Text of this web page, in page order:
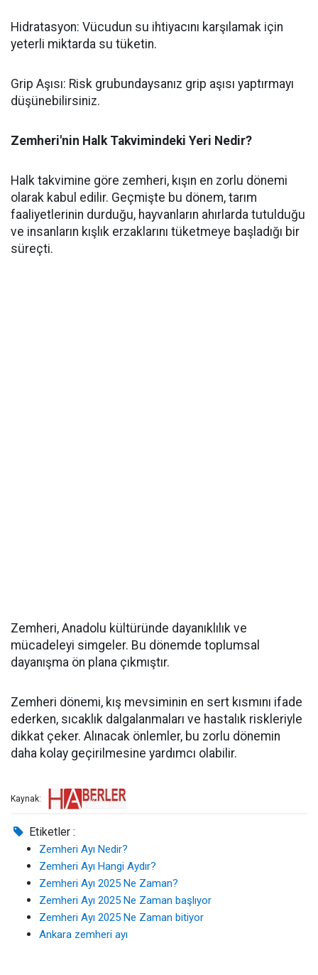
Hidratasyon: Vücudun su ihtiyacını karşılamak için
yeterli miktarda su tüketin.
Grip Aşısı: Risk grubundaysanız grip aşısı yaptırmayı
düşünebilirsiniz.
Zemheri'nin Halk Takvimindeki Yeri Nedir?
Halk takvimine göre zemheri, kışın en zorlu dönemi
olarak kabul edilir. Geçmişte bu dönem, tarım
faaliyetlerinin durduğu, hayvanların ahırlarda tutulduğu
ve insanların kışlık erzaklarını tüketmeye başladığı bir
süreçti.
Zemheri, Anadolu kültüründe dayanıklılık ve
mücadeleyi simgeler. Bu dönemde toplumsal
dayanışma ön plana çıkmıştır.
Zemheri dönemi, kış mevsiminin en sert kısmını ifade
ederken, sıcaklık dalgalanmaları ve hastalık riskleriyle
dikkat çeker. Alınacak önlemler, bu zorlu dönemin
daha kolay geçirilmesine yardımcı olabilir.
Kaynak:
Etiketler :
Zemheri Ayı Nedir?
Zemheri Ayı Hangi Aydır?
Zemheri Ayı 2025 Ne Zaman?
Zemheri Ayı 2025 Ne Zaman başlıyor
Zemheri Ayı 2025 Ne Zaman bitiyor
Ankara zemheri ayı